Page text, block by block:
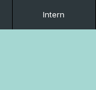
Intern